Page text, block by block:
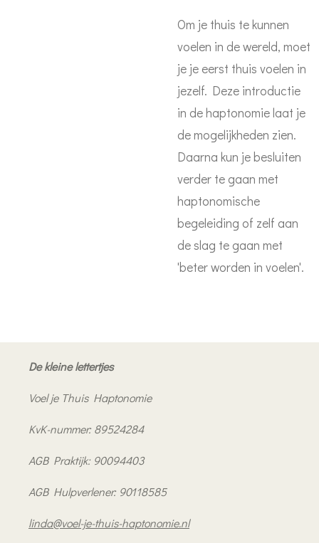
Om je thuis te kunnen
voelen in de wereld, moet
je je eerst thuis voelen in
jezelf. Deze introductie
in de haptonomie laat je
de mogelijkheden zien.
Daarna kun je besluiten
verder te gaan met
haptonomische
begeleiding of zelf aan
de slag te gaan met
'beter worden in voelen'.
De kleine lettertjes
Voel je Thuis Haptonomie
KvK-nummer: 89524284
AGB Praktijk: 90094403
AGB Hulpverlener: 90118585
linda@voel-je-thuis-haptonomie.nl